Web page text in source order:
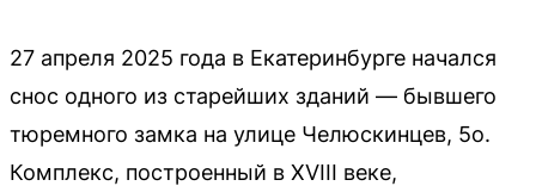
27 апреля 2025 года в Екатеринбурге начался
снос одного из старейших зданий — бывшего
тюремного замка на улице Челюскинцев, 5о.
Комплекс, построенный в XVIII веке,